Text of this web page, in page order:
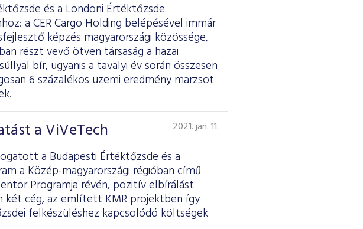
és a Londoni Értéktőzsde
a CER Cargo Holding belépésével immár
képzés magyarországi közössége,
részt vevő ötven társaság a hazai
bír, ugyanis a tavalyi év során összesen
6 százalékos üzemi eredmény marzsot
a ViVeTech 2021. jan. 11.
a Budapesti Értéktőzsde és a
a Közép-magyarországi régióban című
Programja révén, pozitív elbírálást
két cég, az említett KMR projektben így
felkészüléshez kapcsolódó költségek